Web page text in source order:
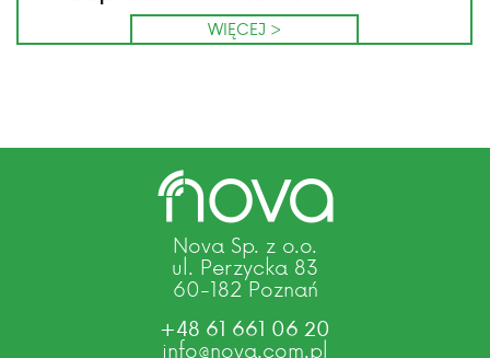
WIĘCEJ >
Nova Sp. z o.o.
ul. Perzycka 83
60-182 Poznań
+48 61 661 06 20
info@nova.com.pl